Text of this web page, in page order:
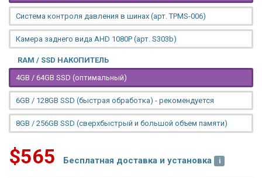
Система контроля давления в шинах (арт. TPMS-006)
Камера заднего вида AHD 1080P (арт. S303b)
RAM / SSD НАКОПИТЕЛЬ
4GB / 64GB SSD (оптимальный)
6GB / 128GB SSD (быстрая обработка) - рекомендуется
8GB / 256GB SSD (сверхбыстрый и большой объем памяти)
$565 Бесплатная доставка и установка